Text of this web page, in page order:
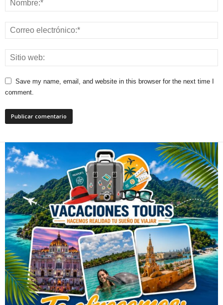
Save my name, email, and website in this browser for the next time I
comment.